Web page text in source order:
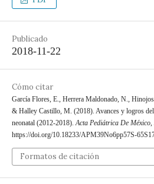
Publicado
2018-11-22
Cómo citar
García Flores, E., Herrera Maldonado, N.,
& Halley Castillo, M. (2018). Avances y logros
neonatal (2012-2018).Acta Pediátrica De México,
https://doi.org/10.18233/APM39No6pp57S-
Formatos de citación